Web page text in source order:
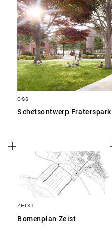
OSS
Schetsontwerp Fraterspark
ZEIST
Bomenplan Zeist